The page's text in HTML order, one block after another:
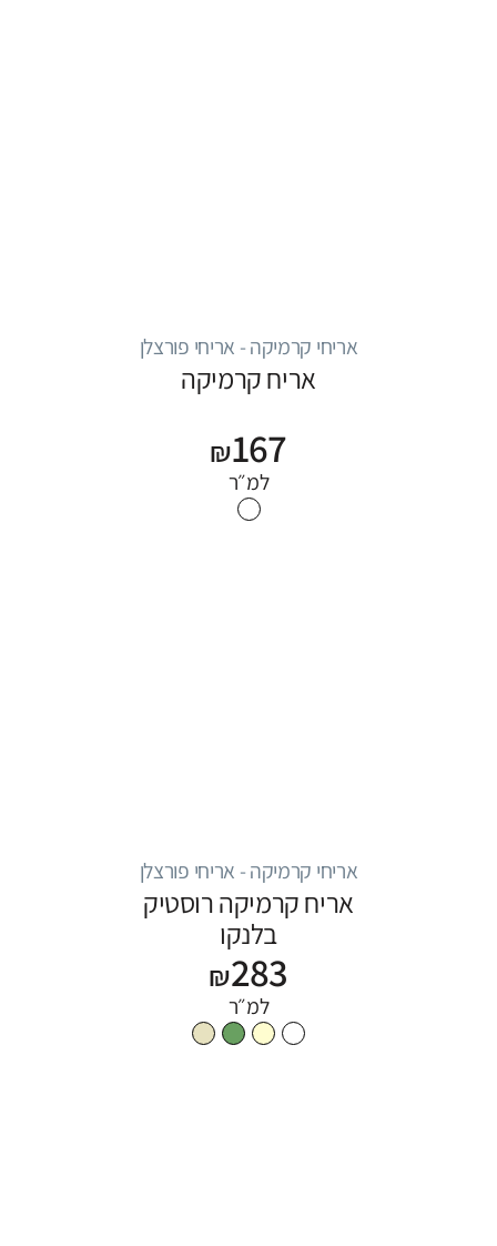
אריחי קרמיקה - אריחי פורצלן
אריח קרמיקה
₪167
למ״ר
אריחי קרמיקה - אריחי פורצלן
אריח קרמיקה רוסטיק
בלנקו
₪283
למ״ר